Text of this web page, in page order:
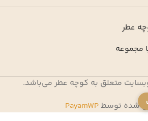
عطر
مجموعه
متعلق به کوچه عطر می‌باشد.
شده توسطPayamWP